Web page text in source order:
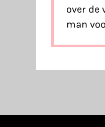
over de
man
via